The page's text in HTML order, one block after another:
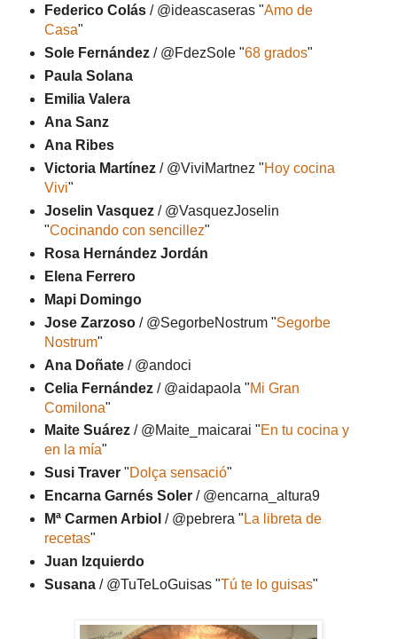
Federico Colás/ @ideascaseras "Amo de
Casa"
Sole Fernández/ @FdezSole "68 grados"
Paula Solana
Emilia Valera
Ana Sanz
Ana Ribes
Victoria Martínez/ @ViviMartnez "Hoy cocina
Vivi"
Joselin Vasquez/ @VasquezJoselin
"Cocinando con sencillez"
Rosa Hernández Jordán
Elena Ferrero
Mapi Domingo
Jose Zarzoso/ @SegorbeNostrum "Segorbe
Nostrum"
Ana Doñate/ @andoci
Celia Fernández/ @aidapaola "Mi Gran
Comilona"
Maite Suárez/ @Maite_maicarai "En tu cocina y
en la mía"
Susi Traver"Dolça sensació"
Encarna Garnés Soler/ @encarna_altura9
Mª Carmen Arbiol / @pebrera " La libreta de
recetas"
Juan Izquierdo
Susana/ @TuTeLoGuisas "Tú te lo guisas"